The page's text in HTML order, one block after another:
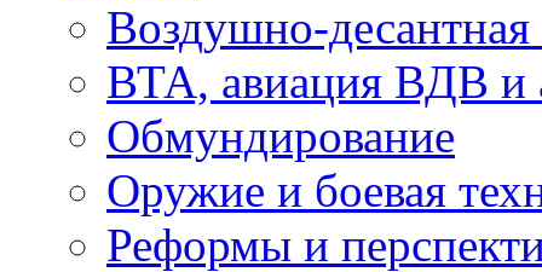
Воздушно-десантная
ВТА, авиация ВДВ и
Обмундирование
Оружие и боевая
Реформы и